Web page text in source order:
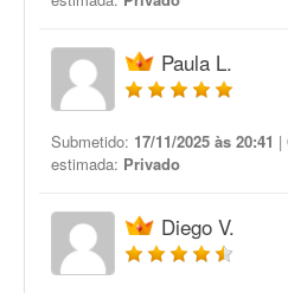
Paula L.
Submetido: 17/11/2025 às 20:41 |
estimada: Privado
Diego V.